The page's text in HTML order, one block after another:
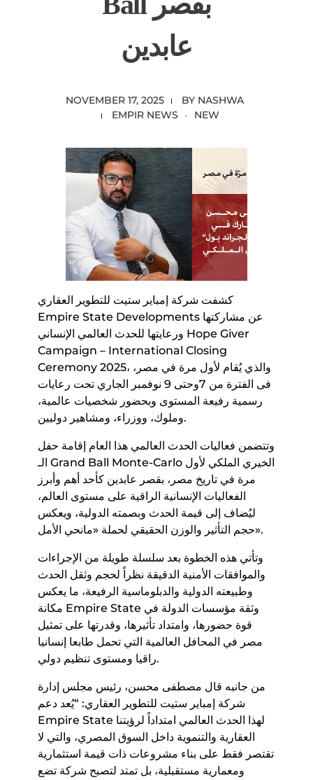
عابدين
NOVEMBER 17, 2025 BY NASHWA
EMPIR NEWS
NEW
كشفت شركة إمباير ستيت للتطوير العقاري
Empire State Developments عن مشاركتها
ورعايتها للحدث العالمي الإنساني Hope Giver
Campaign – International Closing
Ceremony 2025، والذي يُقام لأول مرة في مصر،
فى الفترة من 7وحتى 9 نوفمبر الجاري تحت رعايات
رسمية رفيعة المستوى وبحضور شخصيات عالمية،
وملوك، ووزراء، ومشاهير دوليين.
وتتضمن فعاليات الحدث العالمي هذا العام إقامة حفل
الـ Grand Ball Monte-Carlo الخيري الملكي لأول
مرة في تاريخ مصر، بقصر عابدين كأحد أهم وأبرز
الفعاليات الإنسانية الراقية على مستوى العالم،
ليُضاف إلى قيمة الحدث وبصمته الدولية، ويعكس
حجم التأثير والوزن الحقيقي لحملة «مانحي الأمل».
وتأتي هذه الخطوة بعد سلسلة طويلة من الإجراءات
والموافقات الأمنية الدقيقة نظراً لحجم وثقل الحدث
وطبيعته الدولية والدبلوماسية الرفيعة، ما يعكس
مكانة Empire State وثقة مؤسسات الدولة في
قوة حضورها، وامتداد تأثيرها، وقدرتها على تمثيل
مصر في المحافل العالمية التي تحمل طابعا إنسانيا
راقيا ومستوى تنظيم دولي.
من جانبه قال مصطفى محسن، رئيس مجلس إدارة
شركة إمباير ستيت للتطوير العقاري: “يُعد دعم
Empire State لهذا الحدث العالمي امتداداً لرؤيتنا
العقارية والتنموية داخل السوق المصري، والتي لا
تقتصر فقط على بناء مشروعات ذات قيمة استثمارية
ومعمارية مستقبلية، بل تمتد لتصبح شركة تضع